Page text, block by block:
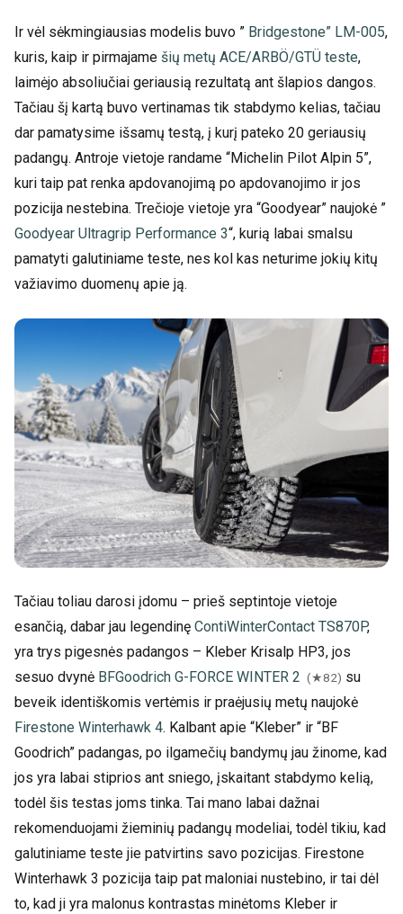
Ir vėl sėkmingiausias modelis buvo ” Bridgestone” LM-005,
kuris, kaip ir pirmajame šių metų ACE/ARBÖ/GTÜ teste,
laimėjo absoliučiai geriausią rezultatą ant šlapios dangos.
Tačiau šį kartą buvo vertinamas tik stabdymo kelias, tačiau
dar pamatysime išsamų testą, į kurį pateko 20 geriausių
padangų. Antroje vietoje randame “Michelin Pilot Alpin 5”,
kuri taip pat renka apdovanojimą po apdovanojimo ir jos
pozicija nestebina. Trečioje vietoje yra “Goodyear” naujokė ”
Goodyear Ultragrip Performance 3“, kurią labai smalsu
pamatyti galutiniame teste, nes kol kas neturime jokių kitų
važiavimo duomenų apie ją.
Tačiau toliau darosi įdomu – prieš septintoje vietoje
esančią, dabar jau legendinę ContiWinterContact TS870P,
yra trys pigesnės padangos – Kleber Krisalp HP3, jos
sesuo dvynė BFGoodrich G-FORCE WINTER 2 (★82) su
beveik identiškomis vertėmis ir praėjusių metų naujokė
Firestone Winterhawk 4. Kalbant apie “Kleber” ir “BF
Goodrich” padangas, po ilgamečių bandymų jau žinome, kad
jos yra labai stiprios ant sniego, įskaitant stabdymo kelią,
todėl šis testas joms tinka. Tai mano labai dažnai
rekomenduojami žieminių padangų modeliai, todėl tikiu, kad
galutiniame teste jie patvirtins savo pozicijas. Firestone
Winterhawk 3 pozicija taip pat maloniai nustebino, ir tai dėl
to, kad ji yra malonus kontrastas minėtoms Kleber ir